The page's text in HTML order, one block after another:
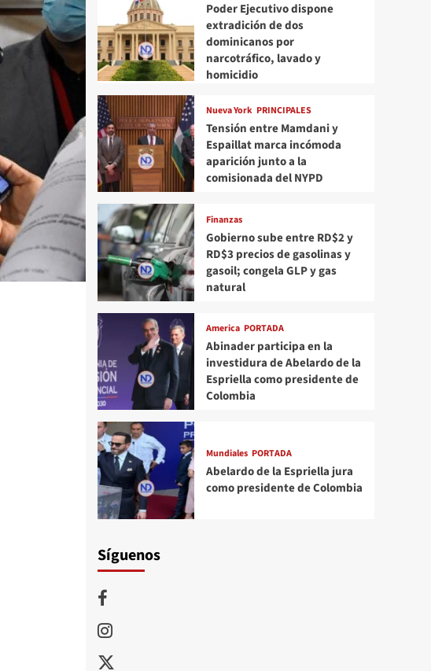
Poder Ejecutivo dispone
extradición de dos
dominicanos por
narcotráfico, lavado y
homicidio
Nueva York PRINCIPALES
Tensión entre Mamdani y
Espaillat marca incómoda
aparición junto a la
comisionada del NYPD
Finanzas
Gobierno sube entre RD$2 y
RD$3 precios de gasolinas y
gasoil; congela GLP y gas
natural
America PORTADA
Abinader participa en la
investidura de Abelardo de la
Espriella como presidente de
Colombia
Mundiales PORTADA
Abelardo de la Espriella jura
como presidente de Colombia
Síguenos